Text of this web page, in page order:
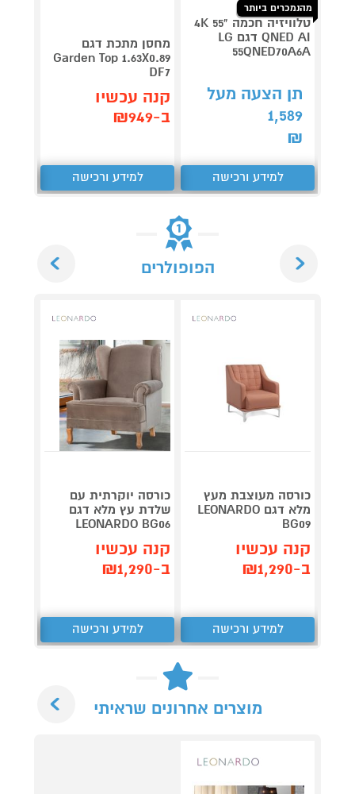
מהנמכרים ביותר
טלוויזיה חכמה "55 4K
QNED AI דגם LG
55QNED70A6A
תן הצעה מעל
1,589
₪
למידע ורכישה
מחסן מתכת דגם
Garden Top 1.63X0.89
DF7
קנה עכשיו
ב-₪949
למידע ורכישה
הפופולרים
כורסה מעוצבת מעץ
מלא דגם LEONARDO
BG09
קנה עכשיו
ב-₪1,290
למידע ורכישה
כורסה יוקרתית עם
שלדת עץ מלא דגם
LEONARDO BG06
קנה עכשיו
ב-₪1,290
למידע ורכישה
מוצרים אחרונים שראיתי